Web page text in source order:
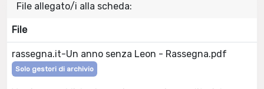
File allegato/i alla scheda:
File
rassegna.it-Un anno senza Leon - Rassegna.pdf
Solo gestori di archivio